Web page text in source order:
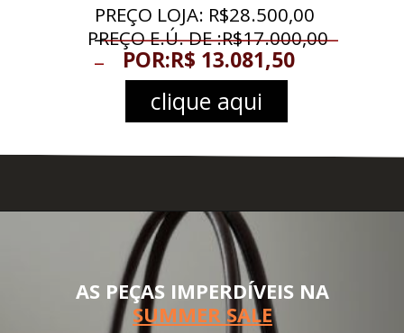
clique aqui
PREÇO E.Ú. DE :R$17.000,00
PREÇO LOJA: R$28.500,00
___________________________
POR:R$ 13.081,50
AS PEÇAS IMPERDÍVEIS NA
SUMMER SALE